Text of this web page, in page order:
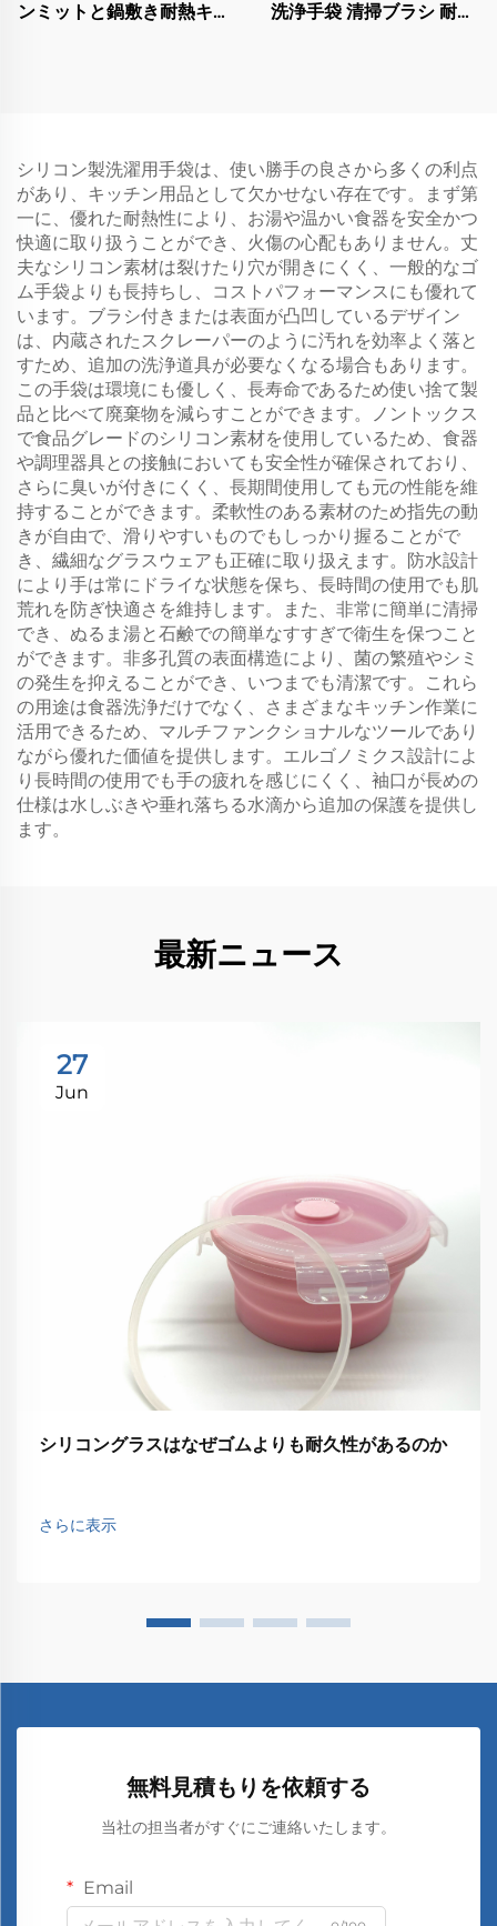
ンミットと鍋敷き耐熱キッ
洗浄手袋 清掃ブラシ 耐熱
シリコン製洗濯用手袋は、使い勝手の良さから多くの利点
があり、キッチン用品として欠かせない存在です。まず第
一に、優れた耐熱性により、お湯や温かい食器を安全かつ
快適に取り扱うことができ、火傷の心配もありません。丈
夫なシリコン素材は裂けたり穴が開きにくく、一般的なゴ
ム手袋よりも長持ちし、コストパフォーマンスにも優れて
います。ブラシ付きまたは表面が凸凹しているデザイン
は、内蔵されたスクレーパーのように汚れを効率よく落と
すため、追加の洗浄道具が必要なくなる場合もあります。
この手袋は環境にも優しく、長寿命であるため使い捨て製
品と比べて廃棄物を減らすことができます。ノントックス
で食品グレードのシリコン素材を使用しているため、食器
や調理器具との接触においても安全性が確保されており、
さらに臭いが付きにくく、長期間使用しても元の性能を維
持することができます。柔軟性のある素材のため指先の動
きが自由で、滑りやすいものでもしっかり握ることがで
き、繊細なグラスウェアも正確に取り扱えます。防水設計
により手は常にドライな状態を保ち、長時間の使用でも肌
荒れを防ぎ快適さを維持します。また、非常に簡単に清掃
でき、ぬるま湯と石鹸での簡単なすすぎで衛生を保つこと
ができます。非多孔質の表面構造により、菌の繁殖やシミ
の発生を抑えることができ、いつまでも清潔です。これら
の用途は食器洗浄だけでなく、さまざまなキッチン作業に
活用できるため、マルチファンクショナルなツールであり
ながら優れた価値を提供します。エルゴノミクス設計によ
り長時間の使用でも手の疲れを感じにくく、袖口が長めの
仕様は水しぶきや垂れ落ちる水滴から追加の保護を提供し
ます。
最新ニュース
27
Jun
シリコングラスはなぜゴムよりも耐久性があるのか
さらに表示
無料見積もりを依頼する
当社の担当者がすぐにご連絡いたします。
Email